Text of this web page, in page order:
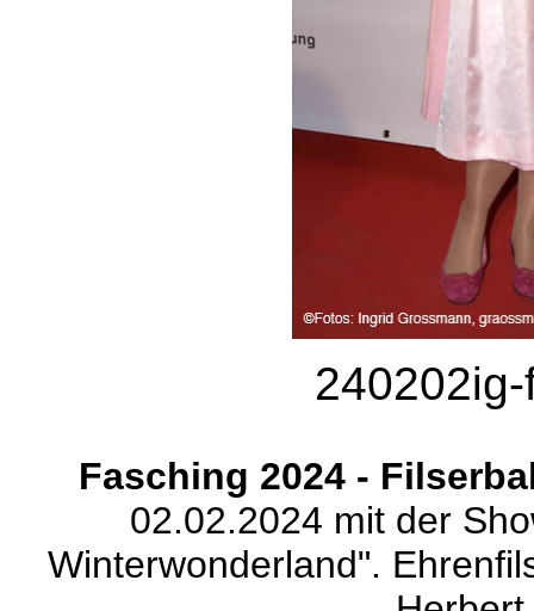
Fasching 2024 -
02.02.2024 mit der
Winterwonderland".